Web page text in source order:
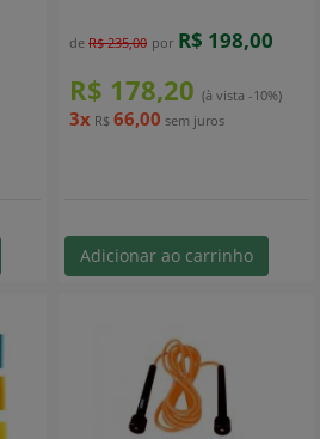
de R$ 235,00 por R$ 198,00
R$ 178,20 (à vista -10%)
3x R$ 66,00 sem juros
Adicionar ao carrinho